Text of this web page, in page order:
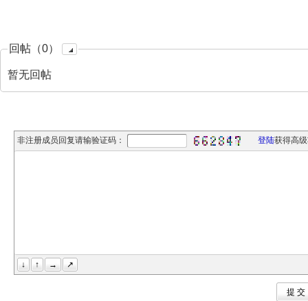
回帖（0）
暂无回帖
非注册成员回复请输验证码： 登陆获得高
↓ ↑ → ↗
提